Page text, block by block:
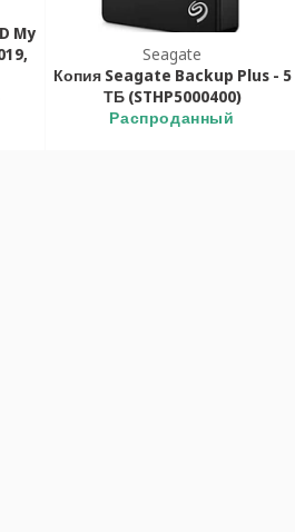
My
Seagate
Копия Seagate Backup Plus - 5
ТБ (STHP5000400)
Распроданный